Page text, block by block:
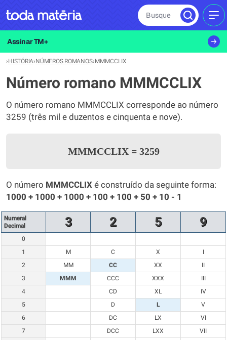
Busque
Assinar TM+
›HISTÓRIA›NÚMEROS ROMANOS›MMMCCLIX
Número romano MMMCCLIX
O número romano MMMCCLIX corresponde ao número
3259 (três mil e duzentos e cinquenta e nove).
MMMCCLIX =3259
O número MMMCCLIX é construído da seguinte forma:
1000 + 1000 + 1000 + 100 + 100 + 50 + 10 - 1
Numeral
Decimal
3 2 5 9
0
1
M C X
I
2
MM CC XX
II
3
MMM CCC XXX
III
4
CD XL
IV
5
D L
V
6
DC LX
VI
7
DCC LXX
VII